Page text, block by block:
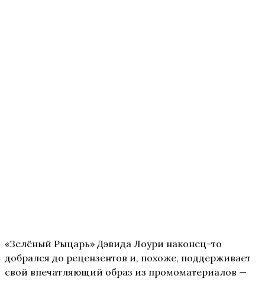
«Зелёный Рыцарь» Дэвида Лоури наконец-то
добрался до рецензентов и, похоже, поддерживает
свой впечатляющий образ из промоматериалов —